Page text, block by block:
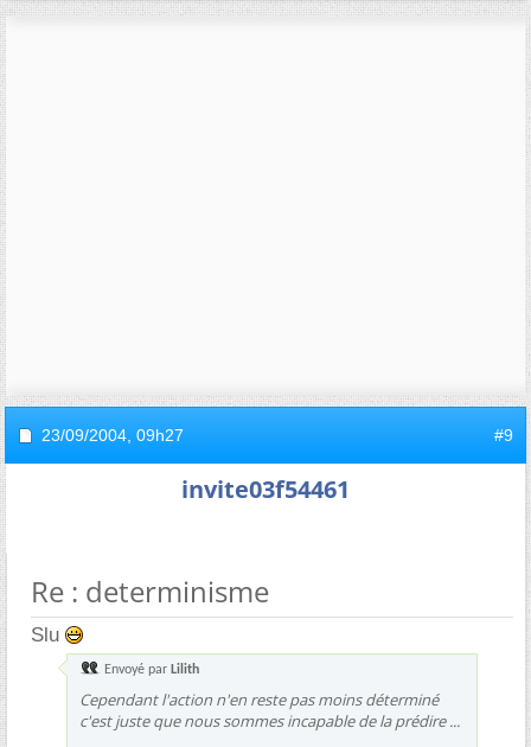
23/09/2004, 09h27 #9
invite03f54461
Re : determinisme
Slu
Envoyé par Lilith
Cependant l'action n'en reste pas moins déterminé
c'est juste que nous sommes incapable de la prédire ...